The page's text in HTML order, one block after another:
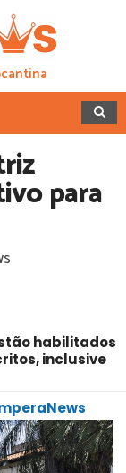
para
habilitados
inclusive